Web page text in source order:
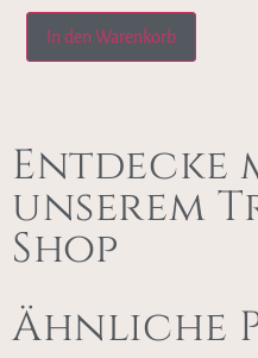
In den Warenkorb
Entdecke
unserem
Shop
Ähnliche